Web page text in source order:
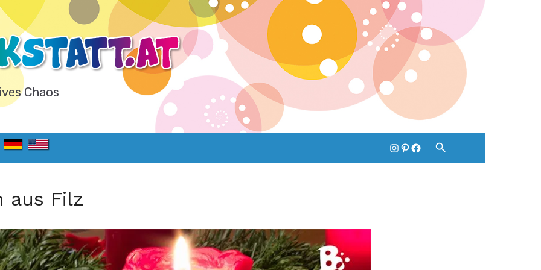
Chaos
Instagram
pinterest
Facebook
aus Filz